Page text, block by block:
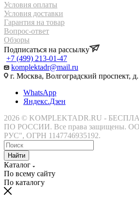
Условия оплаты
Условия доставки
Гарантия на товар
Вопрос-ответ
Обзоры
Подписаться на рассылку
+7 (499) 213-01-47
komplektadr@mail.ru
г. Москва, Волгоградский проспект,
WhatsApp
Яндекс.Дзен
2026 © KOMPLEKTADR.RU -
ПО РОССИИ. Все права защищены.
РУС", ОГРН 1147746935192.
Найти
Каталог
По всему сайту
По каталогу